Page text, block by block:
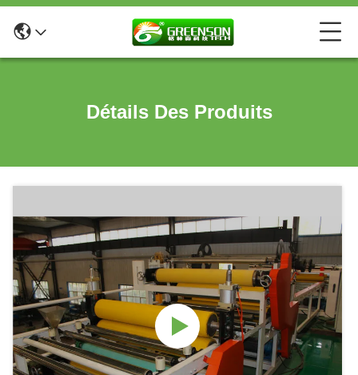
Détails Des Produits